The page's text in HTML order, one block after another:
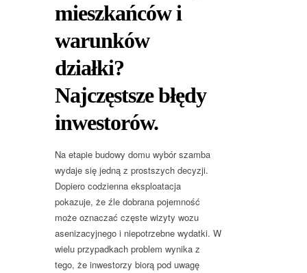
mieszkańców i
warunków
działki?
Najczęstsze błędy
inwestorów.
Na etapie budowy domu wybór szamba
wydaje się jedną z prostszych decyzji.
Dopiero codzienna eksploatacja
pokazuje, że źle dobrana pojemność
może oznaczać częste wizyty wozu
asenizacyjnego i niepotrzebne wydatki. W
wielu przypadkach problem wynika z
tego, że inwestorzy biorą pod uwagę